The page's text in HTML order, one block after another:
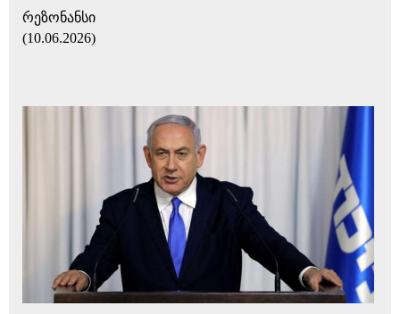
რეზონანსი
(10.06.2026)